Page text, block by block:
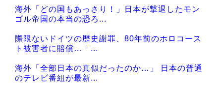
海外「どの国もあっさり！」日本が撃退したモン
ゴル帝国の本当の恐ろ...
際限ないドイツの歴史謝罪、80年前のホロコース
ト被害者に賠償…「...
海外「全部日本の真似だったのか…」 日本の普通
のテレビ番組が最新...